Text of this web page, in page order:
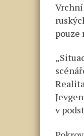
Vrchní
pouze
v